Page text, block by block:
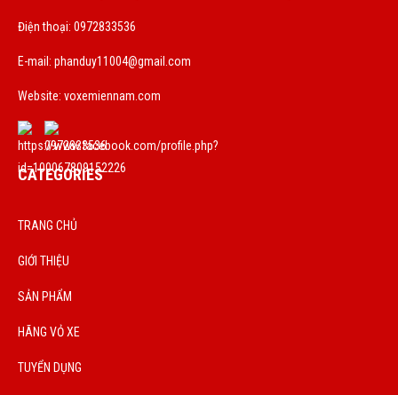
Điện thoại: 0972833536
E-mail: phanduy11004@gmail.com
Website: voxemiennam.com
CATEGORIES
TRANG CHỦ
GIỚI THIỆU
SẢN PHẨM
HÃNG VỎ XE
TUYỂN DỤNG